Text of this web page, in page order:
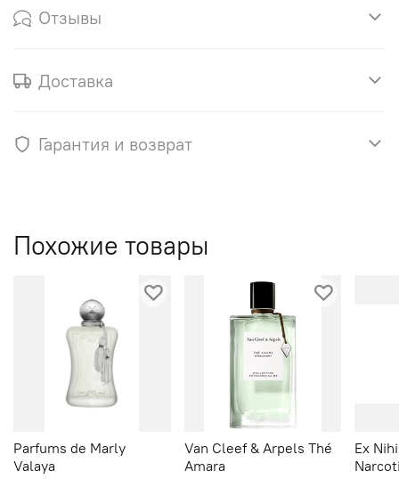
Отзывы
Доставка
Гарантия и возврат
Похожие товары
Parfums de Marly
Valaya
Van Cleef & Arpels Thé
Amara
Ex